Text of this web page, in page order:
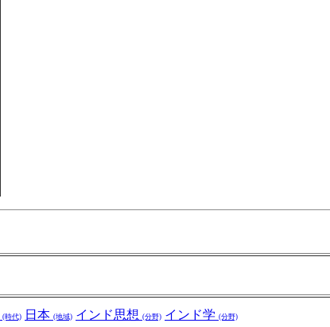
(時代) 日本 (地域) インド思想 (分野) インド学 (分野)